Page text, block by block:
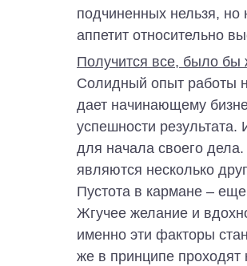
подчиненных нельзя, но
аппетит относительно
Получится все, было бы
Солидный опыт работы
дает начинающему
успешности
для начала своего
являются несколько
Пустота в кармане –
Жгучее желание и
именно эти факторы
же в принципе